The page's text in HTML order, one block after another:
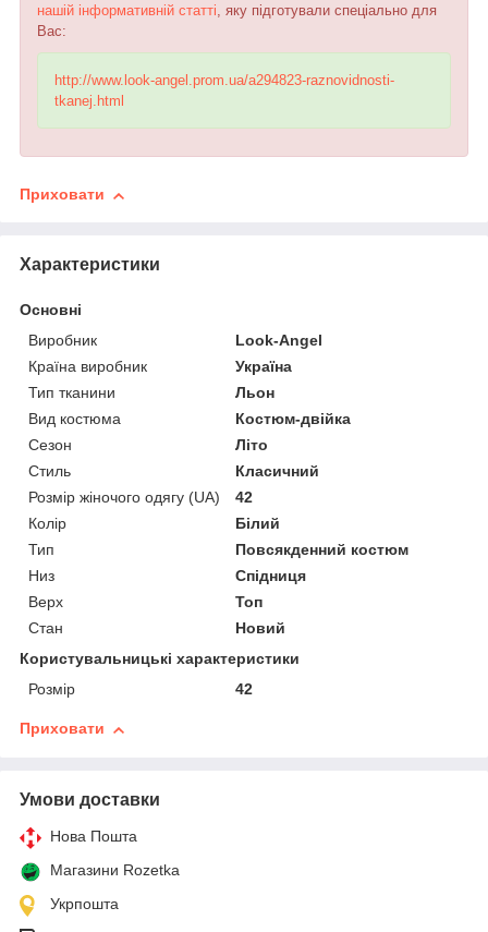
нашій інформативній статті, яку підготували спеціально для
Вас:
http://www.look-angel.prom.ua/a294823-raznovidnosti-
tkanej.html
Приховати
Характеристики
Основні
Виробник
Look-Angel
Країна виробник
Україна
Тип тканини
Льон
Вид костюма
Костюм-двійка
Сезон
Літо
Стиль
Класичний
Розмір жіночого одягу (UA)
42
Колір
Білий
Тип
Повсякденний костюм
Низ
Спідниця
Верх
Топ
Стан
Новий
Користувальницькі характеристики
Розмір
42
Приховати
Умови доставки
Нова Пошта
Магазини Rozetka
Укрпошта